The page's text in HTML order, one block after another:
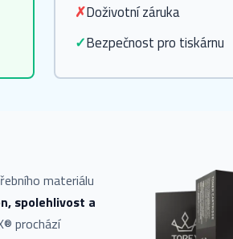
✗Doživotní záruka
✓Bezpečnost pro tiskárnu
materiálu
spolehlivost a
prochází